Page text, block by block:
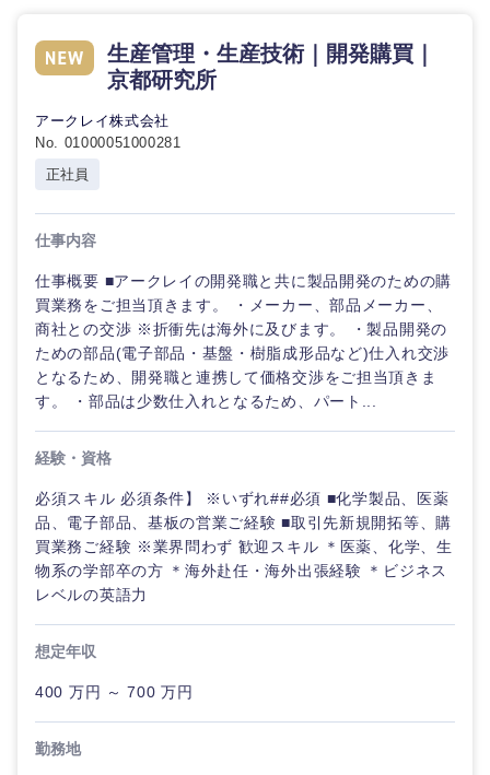
選択する
生産管理・生産技術｜開発購買｜
京都研究所
アークレイ株式会社
No. 01000051000281
正社員
仕事内容
仕事概要 ■アークレイの開発職と共に製品開発のための購
買業務をご担当頂きます。 ・メーカー、部品メーカー、
商社との交渉 ※折衝先は海外に及びます。 ・製品開発の
ための部品(電子部品・基盤・樹脂成形品など)仕入れ交渉
となるため、開発職と連携して価格交渉をご担当頂きま
す。 ・部品は少数仕入れとなるため、パート...
経験・資格
必須スキル 必須条件】 ※いずれ##必須 ■化学製品、医薬
品、電子部品、基板の営業ご経験 ■取引先新規開拓等、購
買業務ご経験 ※業界問わず 歓迎スキル ＊医薬、化学、生
物系の学部卒の方 ＊海外赴任・海外出張経験 ＊ビジネス
レベルの英語力
想定年収
400 万円 ～ 700 万円
勤務地